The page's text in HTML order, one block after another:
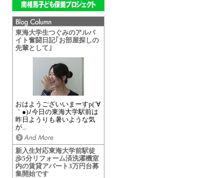
東海大学生つぐみのアルバ
イト奮闘日記｢お部屋探しの
先輩として｣
おはようございいまーすp(´∀
｀●)ﾉ今日の東海大学駅前は
昨日ようりも暑いような気
が...
新入生対応東海大学前駅徒
歩5分リフォーム済洗濯機室
内の賃貸アパート3万円台募
集開始です